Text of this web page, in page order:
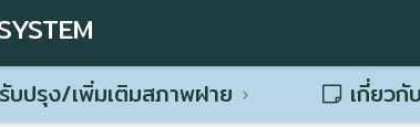
ปรุง/เพิ่มเติมสภาพฝาย
เกี่ยวกั